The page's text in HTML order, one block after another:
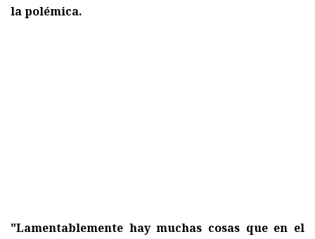
la polémica.
"Lamentablemente hay muchas cosas que en el